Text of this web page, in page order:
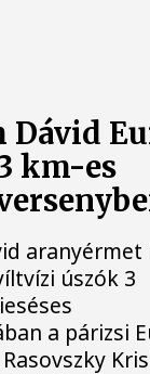
Dávid
km-es
aranyérmet
úszók 3
a párizsi